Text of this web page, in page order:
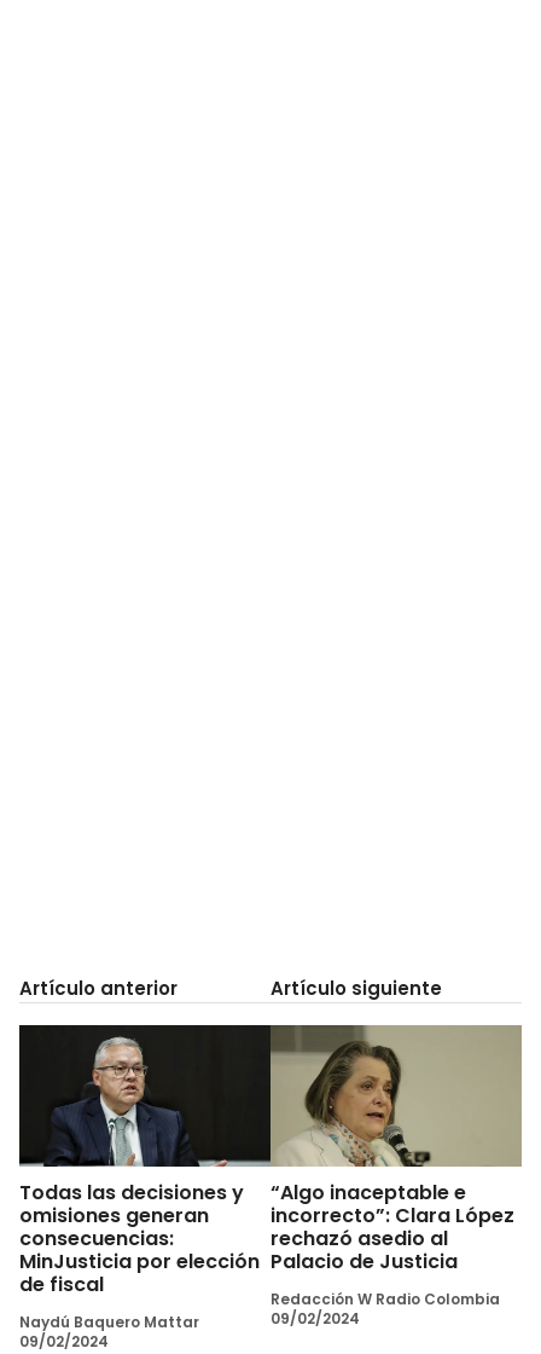
Artículo anterior
Todas las decisiones y
omisiones generan
consecuencias:
MinJusticia por elección
de fiscal
Naydú Baquero Mattar
09/02/2024
Artículo siguiente
“Algo inaceptable e
incorrecto”: Clara López
rechazó asedio al
Palacio de Justicia
Redacción W Radio Colombia
09/02/2024